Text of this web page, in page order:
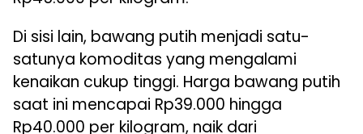
Di sisi lain, bawang putih menjadi satu-
satunya komoditas yang mengalami
kenaikan cukup tinggi. Harga bawang putih
saat ini mencapai Rp39.000 hingga
Rp40.000 per kilogram, naik dari